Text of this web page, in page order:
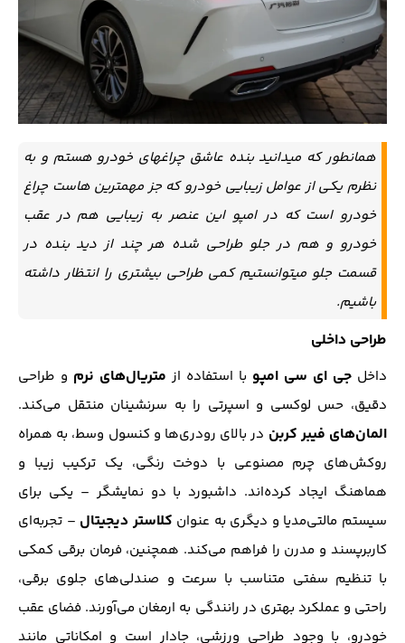
همانطور که میدانید بنده عاشق چراغهای خودرو هستم و به
نظرم یکی از عوامل زیبایی خودرو که جز مهمترین هاست چراغ
خودرو است که در امپو این عنصر به زیبایی هم در عقب
خودرو و هم در جلو طراحی شده هر چند از دید بنده در
قسمت جلو میتوانستیم کمی طراحی بیشتری را انتظار داشته
باشیم.
طراحی داخلی
داخل جی ای سی امپو با استفاده از متریال‌های نرم و طراحی
دقیق، حس لوکسی و اسپرتی را به سرنشینان منتقل می‌کند.
المان‌های فیبر کربن در بالای رودری‌ها و کنسول وسط، به همراه
روکش‌های چرم مصنوعی با دوخت رنگی، یک ترکیب زیبا و
هماهنگ ایجاد کرده‌اند. داشبورد با دو نمایشگر – یکی برای
سیستم مالتی‌مدیا و دیگری به عنوان کلاستر دیجیتال – تجربه‌ای
کاربرپسند و مدرن را فراهم می‌کند. همچنین، فرمان برقی کمکی
با تنظیم سفتی متناسب با سرعت و صندلی‌های جلوی برقی،
راحتی و عملکرد بهتری در رانندگی به ارمغان می‌آورند. فضای عقب
خودرو، با وجود طراحی ورزشی، جادار است و امکاناتی مانند